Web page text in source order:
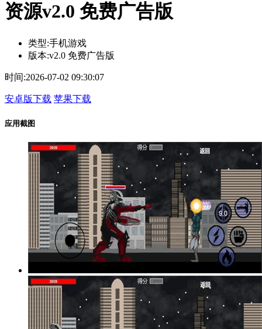
资源v2.0 免费广告版
类型:手机游戏
版本:v2.0 免费广告版
时间:2026-07-02 09:30:07
安卓版下载 苹果下载
应用截图